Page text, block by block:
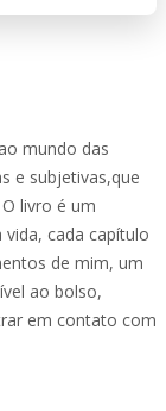
mundo das
e subjetivas,que
livro é um
cada capítulo
de mim, um
ao bolso,
em contato com